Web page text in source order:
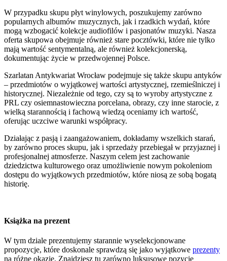
W przypadku skupu płyt winylowych, poszukujemy zarówno
popularnych albumów muzycznych, jak i rzadkich wydań, które
mogą wzbogacić kolekcje audiofilów i pasjonatów muzyki. Nasza
oferta skupowa obejmuje również stare pocztówki, które nie tylko
mają wartość sentymentalną, ale również kolekcjonerską,
dokumentując życie w przedwojennej Polsce.
Szarlatan Antykwariat Wrocław podejmuje się także skupu antyków
– przedmiotów o wyjątkowej wartości artystycznej, rzemieślniczej i
historycznej. Niezależnie od tego, czy są to wyroby artystyczne z
PRL czy osiemnastowieczna porcelana, obrazy, czy inne starocie, z
wielką starannością i fachową wiedzą oceniamy ich wartość,
oferując uczciwe warunki współpracy.
Działając z pasją i zaangażowaniem, dokładamy wszelkich starań,
by zarówno proces skupu, jak i sprzedaży przebiegał w przyjaznej i
profesjonalnej atmosferze. Naszym celem jest zachowanie
dziedzictwa kulturowego oraz umożliwienie nowym pokoleniom
dostępu do wyjątkowych przedmiotów, które niosą ze sobą bogatą
historię.
Książka na prezent
W tym dziale prezentujemy starannie wyselekcjonowane
propozycje, które doskonale sprawdzą się jako wyjątkowe prezenty
na różne okazje. Znajdziesz tu zarówno luksusowe pozycje